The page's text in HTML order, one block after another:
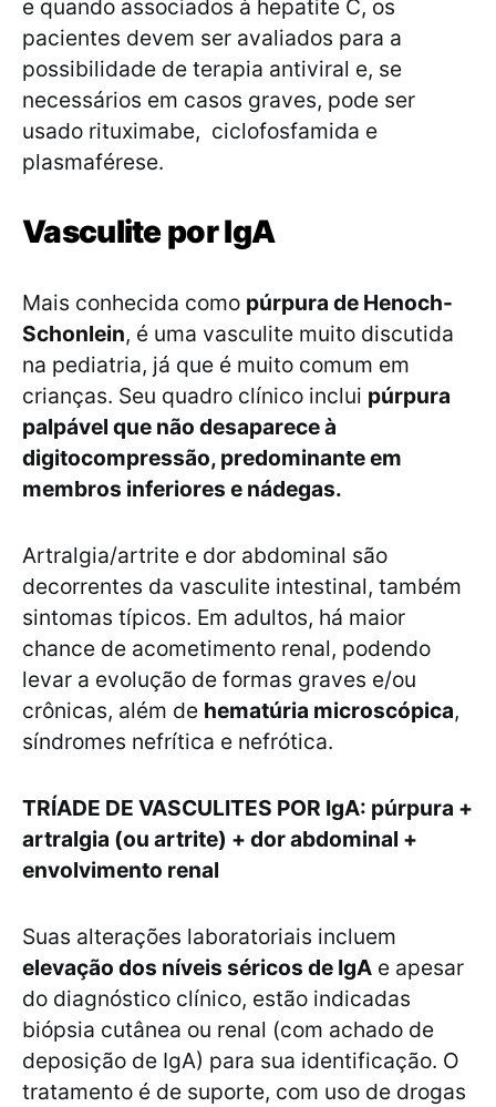
e quando associados à hepatite C, os
pacientes devem ser avaliados para a
possibilidade de terapia antiviral e, se
necessários em casos graves, pode ser
usado rituximabe, ciclofosfamida e
plasmaférese.
Vasculite por IgA
Mais conhecida como púrpura de Henoch-
Schonlein, é uma vasculite muito discutida
na pediatria, já que é muito comum em
crianças. Seu quadro clínico inclui púrpura
palpável que não desaparece à
digitocompressão, predominante em
membros inferiores e nádegas.
Artralgia/artrite e dor abdominal são
decorrentes da vasculite intestinal, também
sintomas típicos. Em adultos, há maior
chance de acometimento renal, podendo
levar a evolução de formas graves e/ou
crônicas, além de hematúria microscópica,
síndromes nefrítica e nefrótica.
TRÍADE DE VASCULITES POR IgA: púrpura +
artralgia (ou artrite) + dor abdominal +
envolvimento renal
Suas alterações laboratoriais incluem
elevação dos níveis séricos de IgA e apesar
do diagnóstico clínico, estão indicadas
biópsia cutânea ou renal (com achado de
deposição de IgA) para sua identificação. O
tratamento é de suporte, com uso de drogas